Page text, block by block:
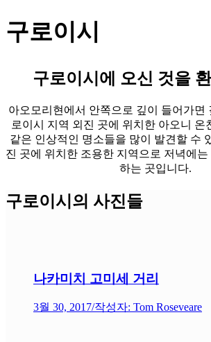
구로이시
구로이시에 오신 것을
아오모리현에서 안쪽으로 깊이 들어가면
로이시 지역 외진 곳에 위치한 아오니 온
같은 인상적인 명소들을 많이 발견할 수
진 곳에 위치한 조용한 지역으로 저녁에
하는 곳입니다.
구로이시의 사진들
나카미치 고미세 거리
3월 30, 2017/작성자: Tom Roseveare